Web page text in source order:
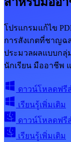
โปรแกรมแก้ไข
การสังเกตที่ชาญฉ
ประมวลผลแบบกลุ่
นักเรียน มืออาชีพ
ดาวน์โหลดฟรี
เรียนรู้เพิ่มเติม
ดาวน์โหลดฟรี
เรียนรู้เพิ่มเติม